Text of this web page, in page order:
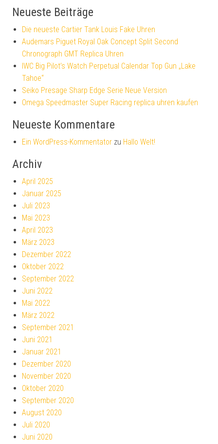
Neueste Beiträge
Die neueste Cartier Tank Louis Fake Uhren
Audemars Piguet Royal Oak Concept Split Second
Chronograph GMT Replica Uhren
IWC Big Pilot’s Watch Perpetual Calendar Top Gun „Lake
Tahoe“
Seiko Presage Sharp Edge Serie Neue Version
Omega Speedmaster Super Racing replica uhren kaufen
Neueste Kommentare
Ein WordPress-Kommentator zu Hallo Welt!
Archiv
April 2025
Januar 2025
Juli 2023
Mai 2023
April 2023
März 2023
Dezember 2022
Oktober 2022
September 2022
Juni 2022
Mai 2022
März 2022
September 2021
Juni 2021
Januar 2021
Dezember 2020
November 2020
Oktober 2020
September 2020
August 2020
Juli 2020
Juni 2020